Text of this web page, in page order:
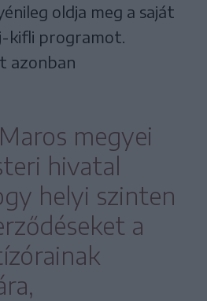
oldja meg a saját
kifli programot.
azonban
megyei
hivatal
helyi szinten
a